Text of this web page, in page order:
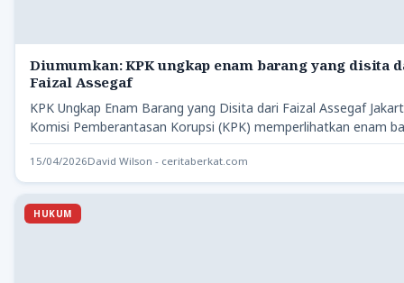
Diumumkan: KPK ungkap enam barang yang disita
Faizal Assegaf
KPK Ungkap Enam Barang yang Disita dari Faizal Assegaf
Komisi Pemberantasan Korupsi (KPK) memperlihatkan enam
15/04/2026David Wilson - ceritaberkat.com
HUKUM